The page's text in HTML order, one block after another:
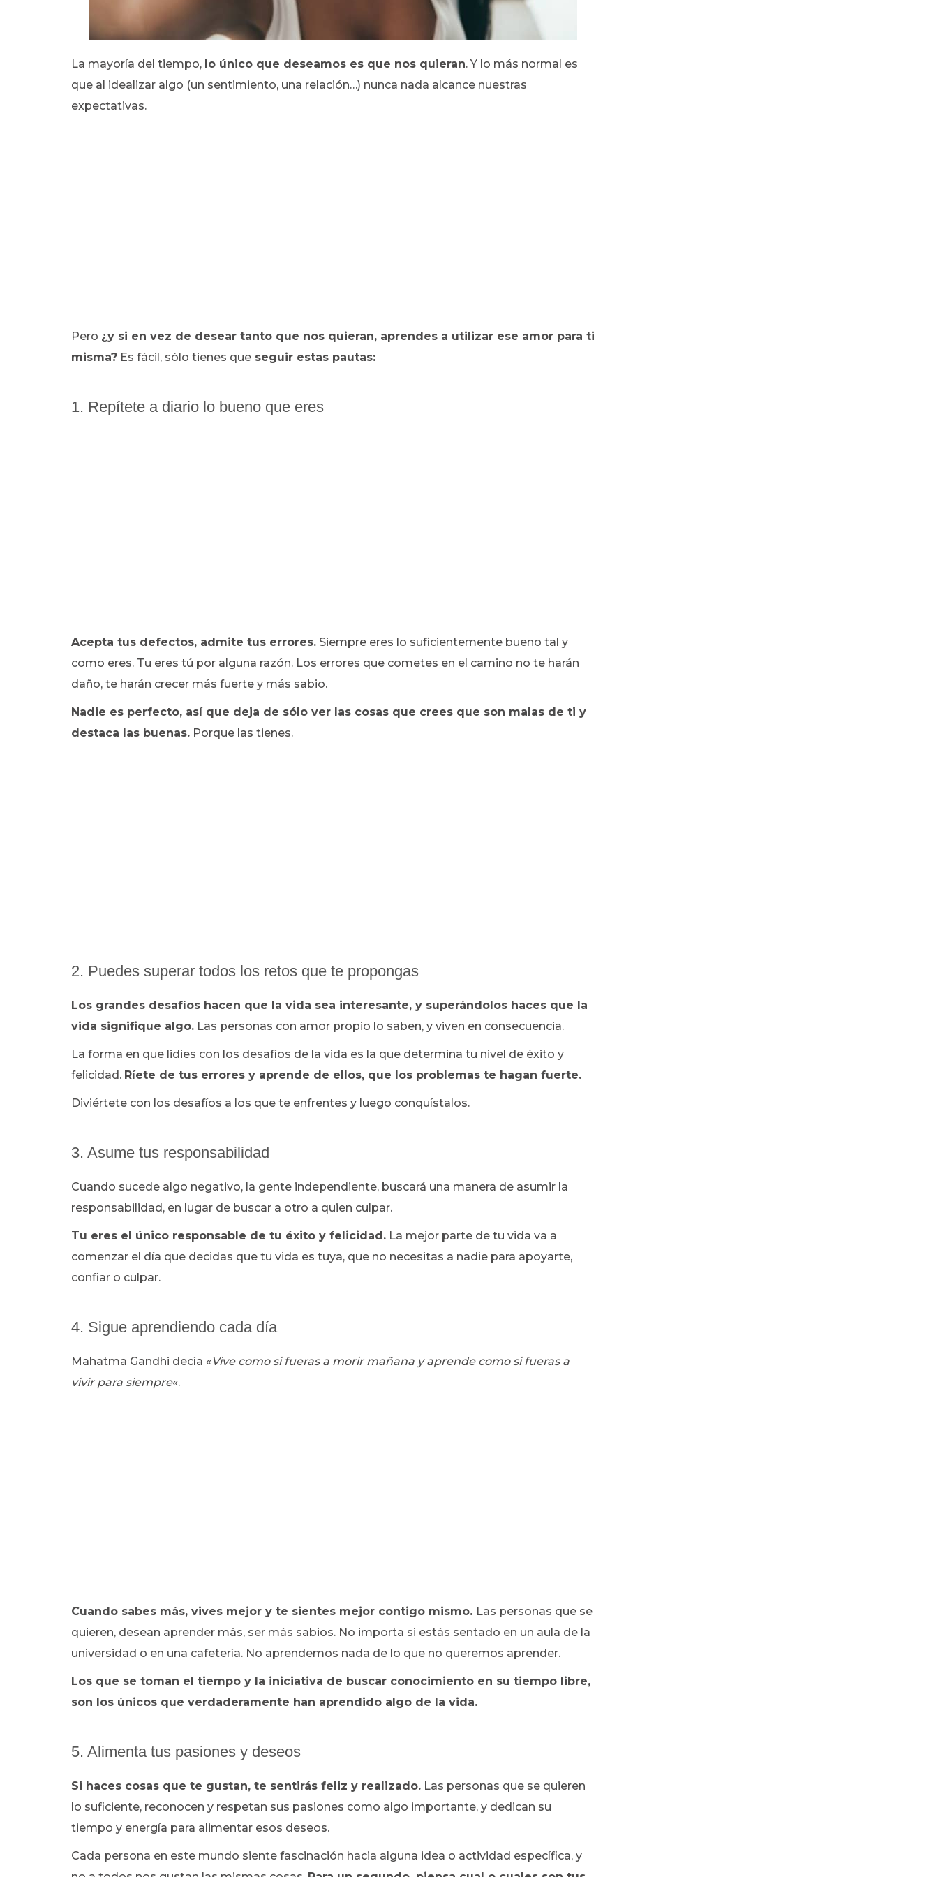
La mayoría del tiempo, lo único que deseamos es que nos quieran. Y lo más normal es
que al idealizar algo (un sentimiento, una relación…) nunca nada alcance nuestras
expectativas.
Pero ¿y si en vez de desear tanto que nos quieran, aprendes a utilizar ese amor para ti
misma? Es fácil, sólo tienes que seguir estas pautas:
1. Repítete a diario lo bueno que eres
Acepta tus defectos, admite tus errores. Siempre eres lo suficientemente bueno tal y
como eres. Tu eres tú por alguna razón. Los errores que cometes en el camino no te harán
daño, te harán crecer más fuerte y más sabio.
Nadie es perfecto, así que deja de sólo ver las cosas que crees que son malas de ti y
destaca las buenas. Porque las tienes.
2. Puedes superar todos los retos que te propongas
Los grandes desafíos hacen que la vida sea interesante, y superándolos haces que la
vida signifique algo. Las personas con amor propio lo saben, y viven en consecuencia.
La forma en que lidies con los desafíos de la vida es la que determina tu nivel de éxito y
felicidad. Ríete de tus errores y aprende de ellos, que los problemas te hagan fuerte.
Diviértete con los desafíos a los que te enfrentes y luego conquístalos.
3. Asume tus responsabilidad
Cuando sucede algo negativo, la gente independiente, buscará una manera de asumir la
responsabilidad, en lugar de buscar a otro a quien culpar.
Tu eres el único responsable de tu éxito y felicidad. La mejor parte de tu vida va a
comenzar el día que decidas que tu vida es tuya, que no necesitas a nadie para apoyarte,
confiar o culpar.
4. Sigue aprendiendo cada día
Mahatma Gandhi decía «Vive como si fueras a morir mañana y aprende como si fueras a
vivir para siempre«.
Cuando sabes más, vives mejor y te sientes mejor contigo mismo. Las personas que se
quieren, desean aprender más, ser más sabios. No importa si estás sentado en un aula de la
universidad o en una cafetería. No aprendemos nada de lo que no queremos aprender.
Los que se toman el tiempo y la iniciativa de buscar conocimiento en su tiempo libre,
son los únicos que verdaderamente han aprendido algo de la vida.
5. Alimenta tus pasiones y deseos
Si haces cosas que te gustan, te sentirás feliz y realizado. Las personas que se quieren
lo suficiente, reconocen y respetan sus pasiones como algo importante, y dedican su
tiempo y energía para alimentar esos deseos.
Cada persona en este mundo siente fascinación hacia alguna idea o actividad específica, y